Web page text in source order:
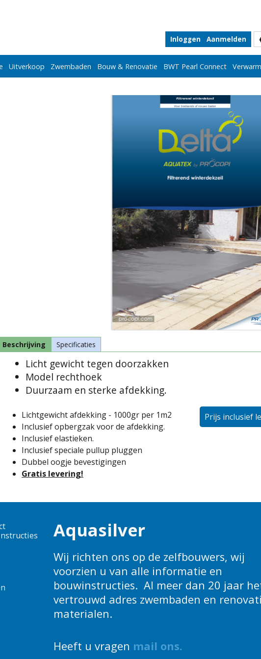
Inloggen Aanmelden
Uitverkoop Zwembaden Bouw & Renovatie BWT Pearl Connect
Beschrijving Specificaties
Licht gewicht tegen doorzakken
Model rechthoek
Duurzaam en sterke afdekking.
Prijs inclusief
Lichtgewicht afdekking - 1000gr per 1m2
Inclusief opbergzak voor de afdekking.
Inclusief elastieken.
Inclusief speciale pullup pluggen
Dubbel oogje bevestigingen
Gratis levering!
Aquasilver
Wij richten ons op de zelfbouwers, wij
voorzien u van alle informatie en
bouwinstructies. Al meer dan 20 jaar
vertrouwd adres zwembaden en
materialen.
Heeft u vragen mail ons.